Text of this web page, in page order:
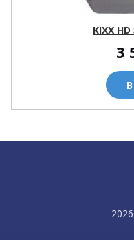
KIXX
3